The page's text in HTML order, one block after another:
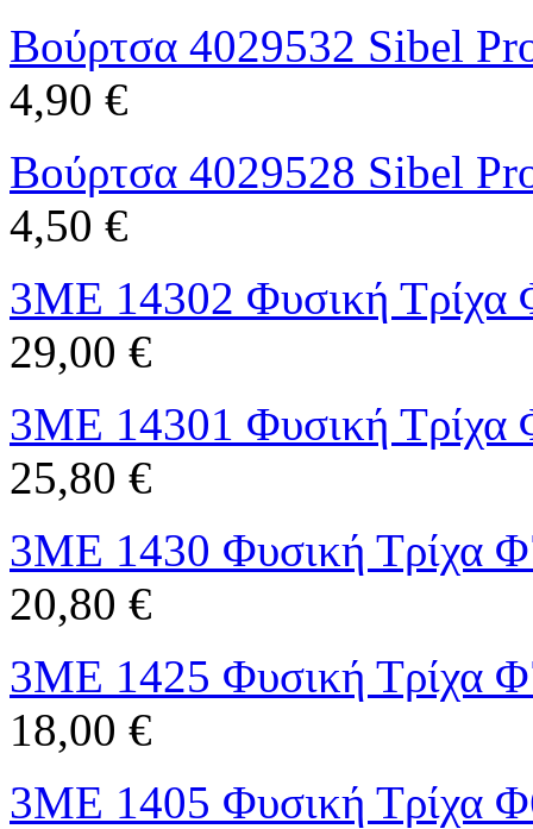
Βούρτσα 4029532 Sibel
4,90 €
Βούρτσα 4029528 Sibel
4,50 €
3ME 14302 Φυσική Τρίχα
29,00 €
3ME 14301 Φυσική Τρίχα
25,80 €
3ME 1430 Φυσική Τρίχα
20,80 €
3ME 1425 Φυσική Τρίχα
18,00 €
3ME 1405 Φυσική Τρίχα